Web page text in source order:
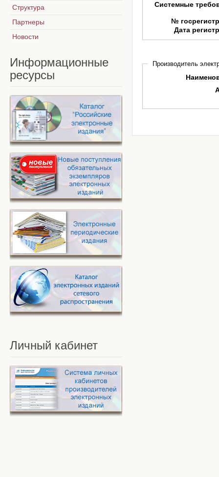
Системные
№
Дата
Производитель
Структура
Партнеры
Новости
Информационные
ресурсы
Личный кабинет